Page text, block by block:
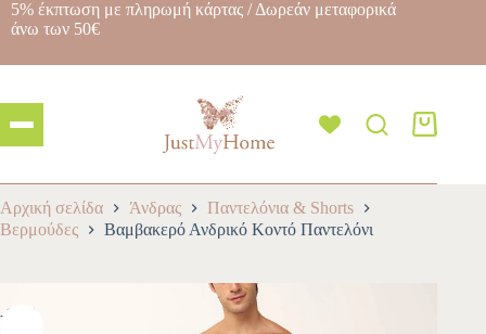
5% έκπτωση με πληρωμή κάρτας / Δωρεάν μεταφορικά
άνω των 50€
Αρχική σελίδα Άνδρας
Παντελόνια & Shorts
Βερμούδες
Βαμβακερό Ανδρικό Κοντό Παντελόνι
-10%